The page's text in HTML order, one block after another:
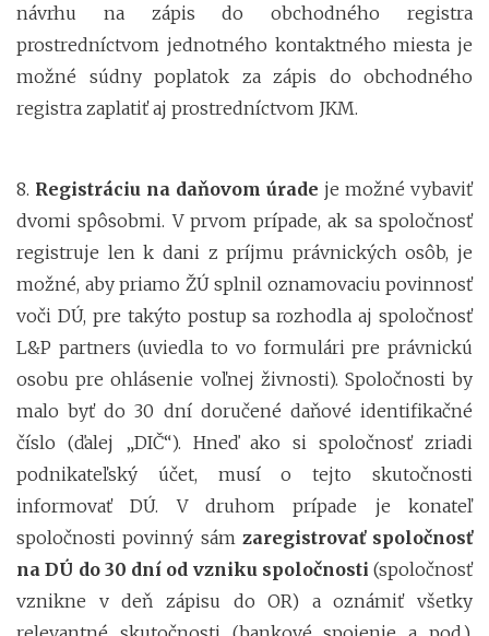
návrhu na zápis do obchodného registra
prostredníctvom jednotného kontaktného miesta je
možné súdny poplatok za zápis do obchodného
registra zaplatiť aj prostredníctvom JKM.
8. Registráciu na daňovom úrade je možné vybaviť
dvomi spôsobmi. V prvom prípade, ak sa spoločnosť
registruje len k dani z príjmu právnických osôb, je
možné, aby priamo ŽÚ splnil oznamovaciu povinnosť
voči DÚ, pre takýto postup sa rozhodla aj spoločnosť
L&P partners (uviedla to vo formulári pre právnickú
osobu pre ohlásenie voľnej živnosti). Spoločnosti by
malo byť do 30 dní doručené daňové identifikačné
číslo (ďalej „DIČ“). Hneď ako si spoločnosť zriadi
podnikateľský účet, musí o tejto skutočnosti
informovať DÚ. V druhom prípade je konateľ
spoločnosti povinný sám zaregistrovať spoločnosť
na DÚ do 30 dní od vzniku spoločnosti (spoločnosť
vznikne v deň zápisu do OR) a oznámiť všetky